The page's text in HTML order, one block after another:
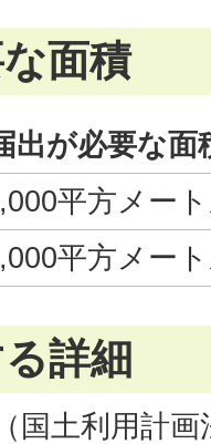
面積
出が必要な面
平方メー
平方メー
詳細
国土利用計